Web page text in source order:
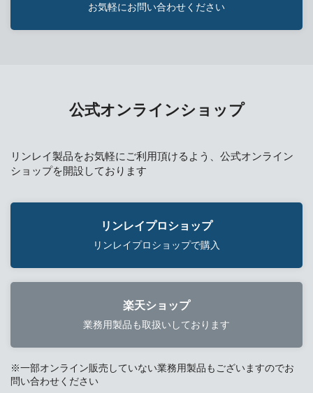
公式オンラインショップ
リンレイ製品をお気軽にご利用頂けるよう、公式オンライン
ショップを開設しております
リンレイプロショップ
リンレイプロショップで購入
楽天ショップ
業務用製品も取扱いしております
※一部オンライン販売していない業務用製品もございますのでお
問い合わせください
お気軽にお問い合わせください